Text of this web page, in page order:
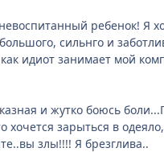
ребенок! Я
сильнго и
как идиот занимает мой
и жутко боюсь
хочется зарыться в
злы!!!! Я брезглива..